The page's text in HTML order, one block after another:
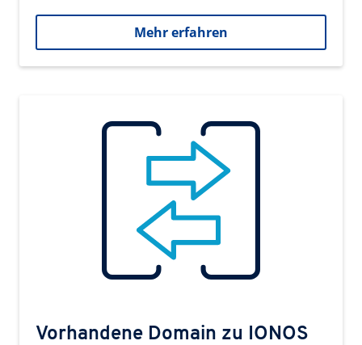
Mehr erfahren
Vorhandene Domain zu IONOS